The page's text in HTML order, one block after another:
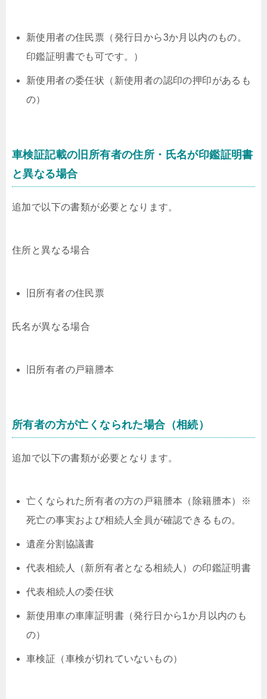
新使用者の住民票（発行日から3か月以内のもの。
印鑑証明書でも可です。）
新使用者の委任状（新使用者の認印の押印があるも
の）
車検証記載の旧所有者の住所・氏名が印鑑証明書
と異なる場合
追加で以下の書類が必要となります。
住所と異なる場合
旧所有者の住民票
氏名が異なる場合
旧所有者の戸籍謄本
所有者の方が亡くなられた場合（相続）
追加で以下の書類が必要となります。
亡くなられた所有者の方の戸籍謄本（除籍謄本）※
死亡の事実および相続人全員が確認できるもの。
遺産分割協議書
代表相続人（新所有者となる相続人）の印鑑証明書
代表相続人の委任状
新使用車の車庫証明書（発行日から1か月以内のも
の）
車検証（車検が切れていないもの）